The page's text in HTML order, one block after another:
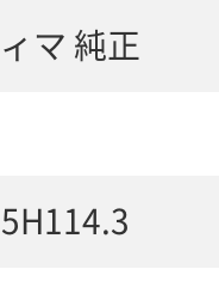
マ 純正